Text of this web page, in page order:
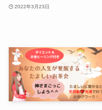
2022年3月23日